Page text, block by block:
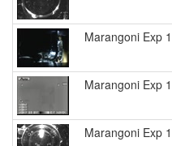
Marangoni Exp 1
Marangoni Exp 1
Marangoni Exp 1